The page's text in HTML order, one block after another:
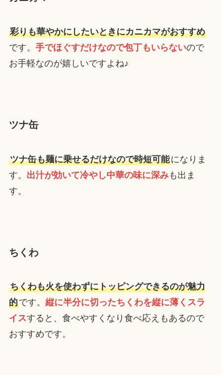
彩りも華やかにしたいときにカニカマがおすすめ
です。 手でほぐすだけなので包丁もいらないので
お手軽なのが嬉しいですよね♪
ツナ缶
ツナ缶も麺に乗せるだけなので時短可能になりま
す。 出汁が効いて冷やし中華の味に深みも出ま
す。
ちくわ
ちくわも火を使わずにトッピングできるのが魅力
的です。 縦に半分に切ったちくわを縦に薄くスラ
イスすると、食べやすくなり食べ応えもあるので
おすすめです。